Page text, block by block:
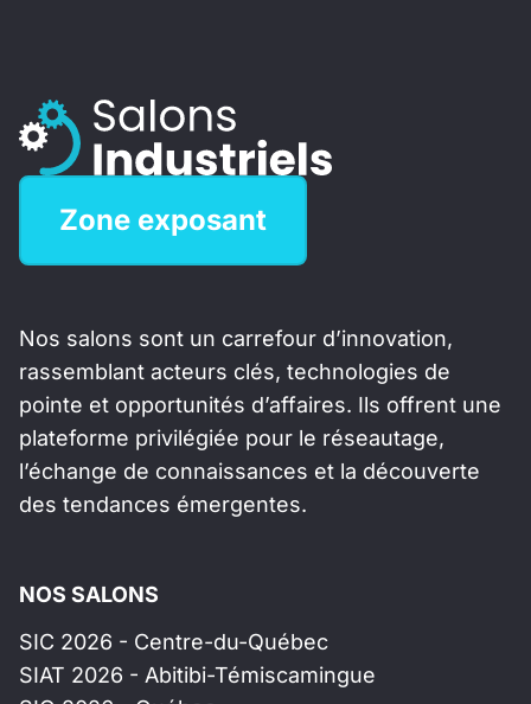
Zone exposant
Nos salons sont un carrefour d’innovation,
rassemblant acteurs clés, technologies de
pointe et opportunités d’affaires. Ils offrent une
plateforme privilégiée pour le réseautage,
l’échange de connaissances et la découverte
des tendances émergentes.
NOS SALONS
SIC 2026 - Centre-du-Québec
SIAT 2026 - Abitibi-Témiscamingue